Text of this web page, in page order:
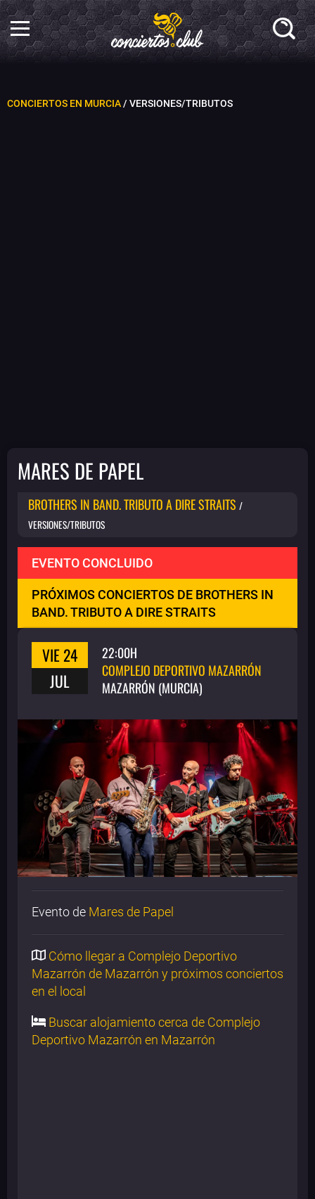
CONCIERTOS EN MURCIA/ VERSIONES/TRIBUTOS
MARES DE PAPEL
BROTHERS IN BAND. TRIBUTO A DIRE STRAITS /
VERSIONES/TRIBUTOS
EVENTO CONCLUIDO
PRÓXIMOS CONCIERTOS DE BROTHERS IN
BAND. TRIBUTO A DIRE STRAITS
VIE 24
JUL
22:00H
COMPLEJO DEPORTIVO MAZARRÓN
MAZARRÓN (MURCIA)
Evento de Mares de Papel
Cómo llegar a Complejo Deportivo
Mazarrón de Mazarrón y próximos conciertos
en el local
Buscar alojamiento cerca de Complejo
Deportivo Mazarrón en Mazarrón